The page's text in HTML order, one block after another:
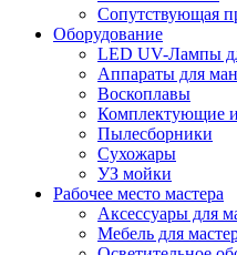
Сопутствующая
Оборудование
LED UV-Лампы
Аппараты для
Воскоплавы
Комплектующие и
Пылесборники
Сухожары
УЗ мойки
Рабочее место мастера
Аксессуары для
Мебель для